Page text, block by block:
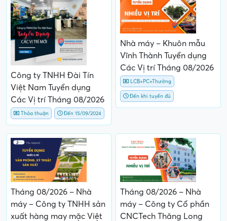
Công ty TNHH Đài Tín
Việt Nam Tuyển dụng
Các Vị trí Tháng 08/2026
Thỏa thuận Đến 15/09/2024
Nhà máy – Khuôn mẫu
Vĩnh Thành Tuyển dụng
Các Vị trí Tháng 08/2026
LCB+PC+Thưởng
Đến khi tuyển đủ
Tháng 08/2026 – Nhà
máy – Công ty TNHH sản
xuất hàng may mặc Việt
Tháng 08/2026 – Nhà
máy – Công ty Cổ phần
CNCTech Thăng Long